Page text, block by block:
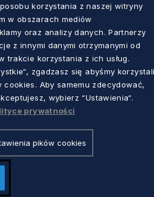
– forum, które
Zapisz się już
1 rok temu
korzystania z naszej witryny
w obszarach mediów
oraz analizy danych. Partnerzy
z innymi danymi otrzymanymi od
trakcie korzystania z ich usług.
zgadzasz się abyśmy
Aby samemu zdecydować,
wybierz “Ustawienia“.
prywatności
pików cookies